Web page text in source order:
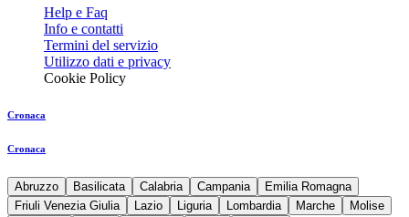
Help e Faq
Info e contatti
Termini del servizio
Utilizzo dati e privacy
Cookie Policy
Cronaca
Cronaca
Abruzzo Basilicata Calabria Campania
Emilia Romagna
Friuli Venezia Giulia
Lazio Liguria Lombardia Marche
Molise